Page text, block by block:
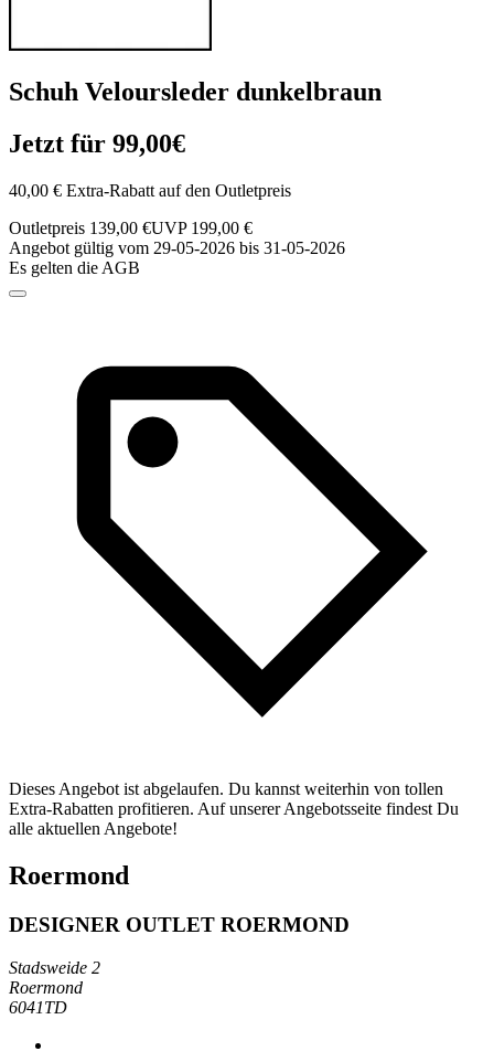
Schuh Veloursleder dunkelbraun
Jetzt für 99,00€
40,00 € Extra-Rabatt auf den Outletpreis
Outletpreis 139,00 €UVP 199,00 €
Angebot gültig vom 29-05-2026 bis 31-05-2026
Es gelten die AGB
Dieses Angebot ist abgelaufen. Du kannst weiterhin von tollen
Extra-Rabatten profitieren. Auf unserer Angebotsseite findest Du
alle aktuellen Angebote!
Roermond
DESIGNER OUTLET ROERMOND
Stadsweide 2
Roermond
6041TD